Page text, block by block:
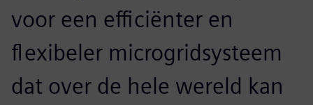
voor een efficiënter en
flexibeler microgridsysteem
dat over de hele wereld kan